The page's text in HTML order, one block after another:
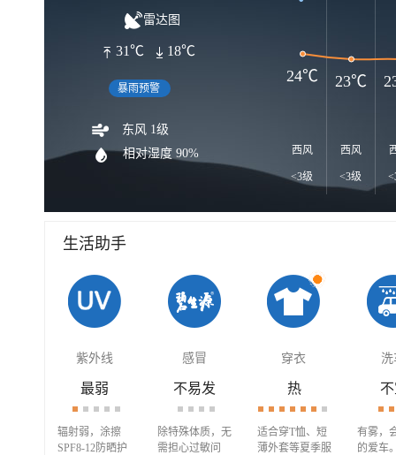
雷达图
31℃ 18℃
暴雨预警
东风 1级
相对湿度 90%
西风
<3级
西风
<3级
24℃ 23℃
生活助手
紫外线 感冒 穿衣 洗
最弱
辐射弱，涂擦
SPF8-12防晒护
不易发
除特殊体质，无
需担心过敏问
热
适合穿T恤、短
薄外套等夏季服
有雾，
的爱车